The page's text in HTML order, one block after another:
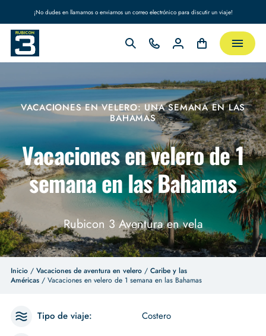
¡No dudes en llamarnos o enviarnos un correo electrónico para discutir un viaje!
VACACIONES EN VELERO: UNA SEMANA EN LAS
BAHAMAS
Vacaciones en velero de 1
semana en las Bahamas
Rubicon 3 Aventura en vela
Inicio/ Vacaciones de aventura en velero/ Caribe y las
Américas/ Vacaciones en velero de 1 semana en las Bahamas
Tipo de viaje: Costero